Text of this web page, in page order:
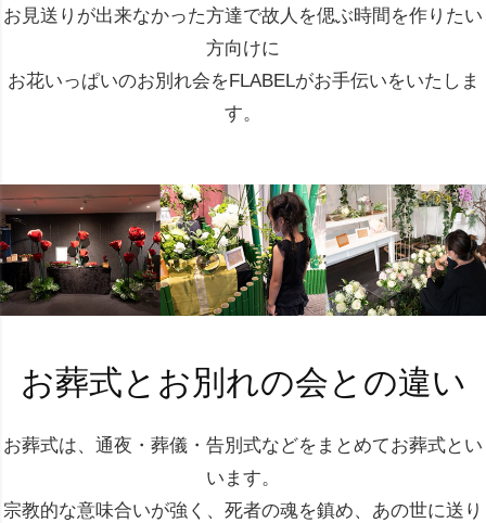
お見送りが出来なかった方達で故人を偲ぶ時間を作りたい
方向けに
お花いっぱいのお別れ会をFLABELがお手伝いをいたしま
す。
お葬式とお別れの会との違い
お葬式は、通夜・葬儀・告別式などをまとめてお葬式とい
います。
宗教的な意味合いが強く、死者の魂を鎮め、あの世に送り